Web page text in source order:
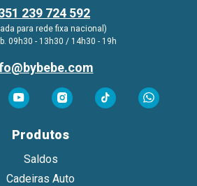
239 724 592
para rede fixa nacional)
09h30 - 13h30 / 14h30 - 19h
Produtos
Saldos
Cadeiras Auto